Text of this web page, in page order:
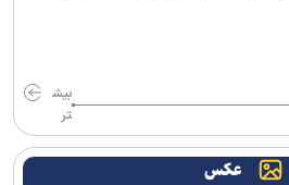
بیش
تر
عکس